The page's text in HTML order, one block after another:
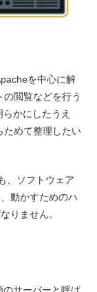
を中心に解
閲覧などを行う
かにしたうえ
ためて整理したい
、ソフトウェア
動かすためのハ
りません。